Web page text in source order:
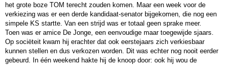
het grote boze TOM terecht zouden komen. Maar een week voor de
verkiezing was er een derde kandidaat-senator bijgekomen, die nog een
simpele KS startte. Van een strijd was er totaal geen sprake meer.
Toen was er amice De Jonge, een eenvoudige maar toegewijde sjaars.
Op sociëteit kwam hij erachter dat ook eerstejaars zich verkiesbaar
kunnen stellen en dus verkozen worden. Dit was echter nog nooit eerder
gebeurd. In één weekend hakte hij de knoop door: ook hij wou de